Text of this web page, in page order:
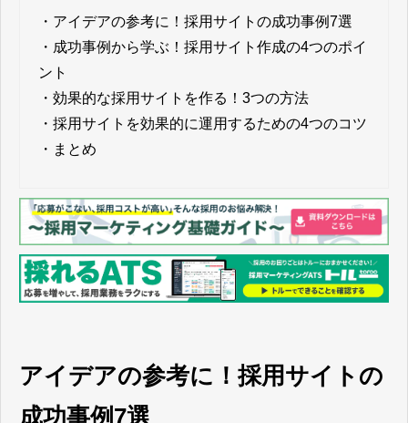
・ アイデアの参考に！採用サイトの成功事例7選
・ 成功事例から学ぶ！採用サイト作成の4つのポイ
ント
・ 効果的な採用サイトを作る！3つの方法
・ 採用サイトを効果的に運用するための4つのコツ
・ まとめ
アイデアの参考に！採用サイトの
成功事例7選